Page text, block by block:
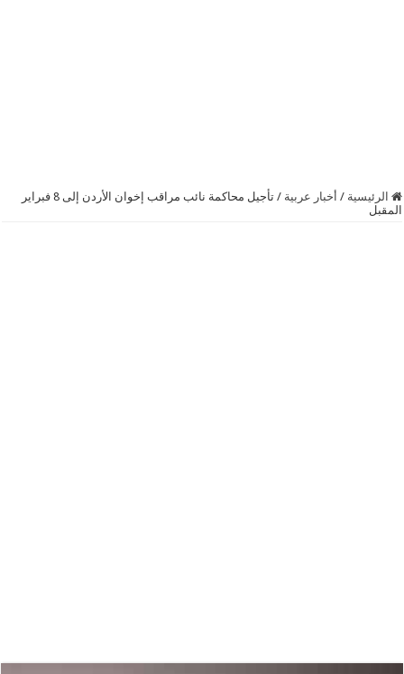
الرئيسية / أخبار عربية /
تأجيل محاكمة نائب مراقب إخوان الأردن إلى 8 فبراير
المقبل